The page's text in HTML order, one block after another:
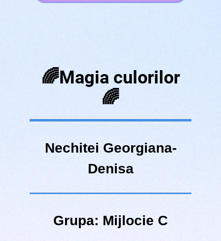
🌈Magia culorilor
🌈
Nechitei Georgiana-
Denisa
Grupa: Mijlocie C